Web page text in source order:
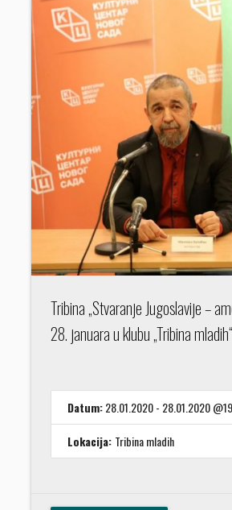
Tribina „Stvaranje Jugoslavije –
28. januara u klubu „Tribina mladih“
Datum:28.01.2020 - 28.01.2020
Lokacija: Tribina mladih